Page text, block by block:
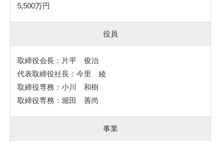
5,500万円
役員
取締役会長：片平 俊治
代表取締役社長：今里 綾
取締役専務：小川 和樹
取締役専務：堀田 善尚
事業